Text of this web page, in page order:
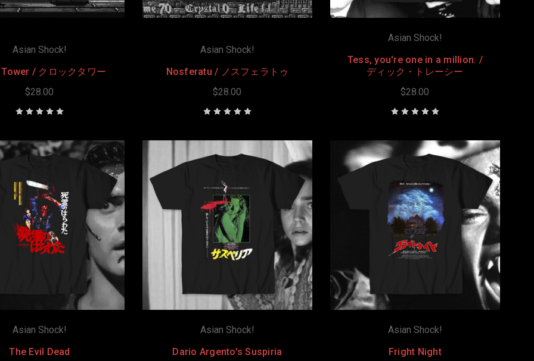
Asian Shock!
/ クロックタワー
$28.00
Asian Shock!
Nosferatu / ノスフェラトゥ
$28.00
Asian Shock!
Tess, you're one in a million. /
ディック・トレーシー
$28.00
Asian Shock!
The Evil Dead
Asian Shock!
Dario Argento's Suspiria
Asian Shock!
Fright Night